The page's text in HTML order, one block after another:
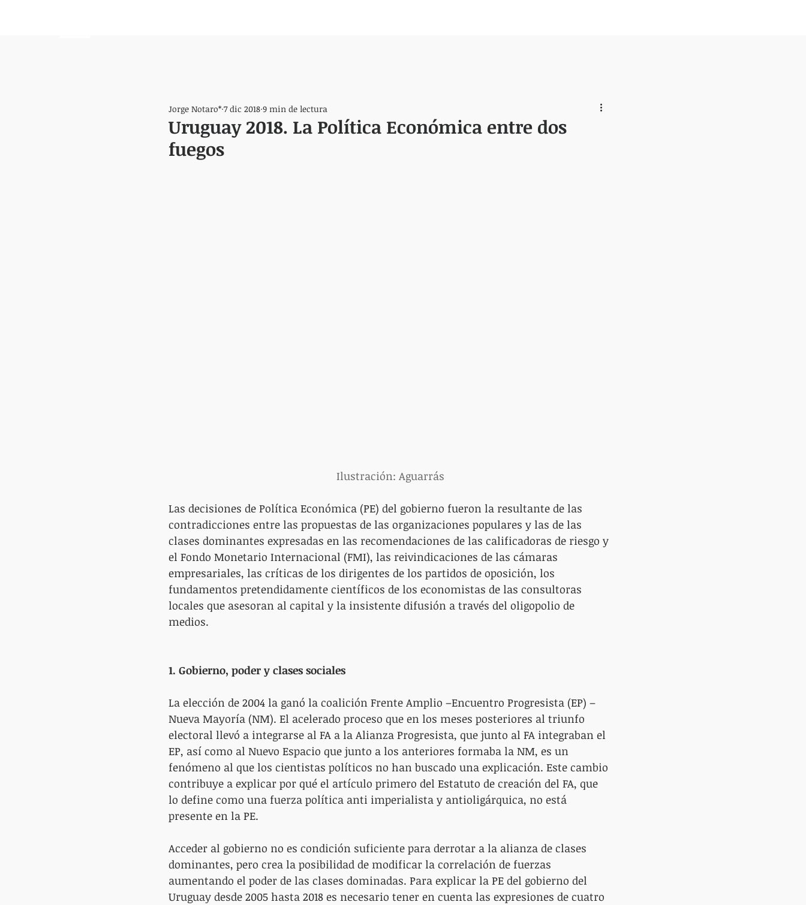
Uruguay 2018. La Política Económica entre dos
fuegos
Jorge Notaro* 7 dic 2018 9 min de lectura
Ilustración: Aguarrás
Las decisiones de Política Económica (PE) del gobierno fueron la resultante de las
contradicciones entre las propuestas de las organizaciones populares y las de las
clases dominantes expresadas en las recomendaciones de las calificadoras de riesgo y
el Fondo Monetario Internacional (FMI), las reivindicaciones de las cámaras
empresariales, las críticas de los dirigentes de los partidos de oposición, los
fundamentos pretendidamente científicos de los economistas de las consultoras
locales que asesoran al capital y la insistente difusión a través del oligopolio de
medios.
1. Gobierno, poder y clases sociales
La elección de 2004 la ganó la coalición Frente Amplio –Encuentro Progresista (EP) –
Nueva Mayoría (NM). El acelerado proceso que en los meses posteriores al triunfo
electoral llevó a integrarse al FA a la Alianza Progresista, que junto al FA integraban el
EP, así como al Nuevo Espacio que junto a los anteriores formaba la NM, es un
fenómeno al que los cientistas políticos no han buscado una explicación. Este cambio
contribuye a explicar por qué el artículo primero del Estatuto de creación del FA, que
lo define como una fuerza política anti imperialista y antioligárquica, no está
presente en la PE.
Acceder al gobierno no es condición suficiente para derrotar a la alianza de clases
dominantes, pero crea la posibilidad de modificar la correlación de fuerzas
aumentando el poder de las clases dominadas. Para explicar la PE del gobierno del
Uruguay desde 2005 hasta 2018 es necesario tener en cuenta las expresiones de cuatro